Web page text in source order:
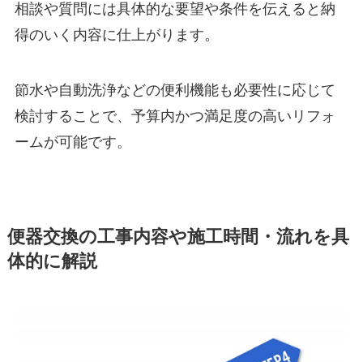
相談や質問には具体的な要望や条件を伝えると納
得のいく内容に仕上がります。
節水や自動洗浄などの便利機能も必要性に応じて
検討することで、予算内かつ満足度の高いリフォ
ームが可能です。
便器交換の工事内容や施工時間・流れを具
体的に解説